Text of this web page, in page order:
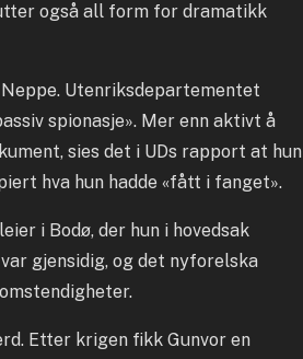
også all form for dramatikk
Utenriksdepartementet
spionasje». Mer enn aktivt å
sies det i UDs rapport at hun
hva hun hadde «fått i fanget».
i Bodø, der hun i hovedsak
gjensidig, og det nyforelska
Etter krigen fikk Gunvor en